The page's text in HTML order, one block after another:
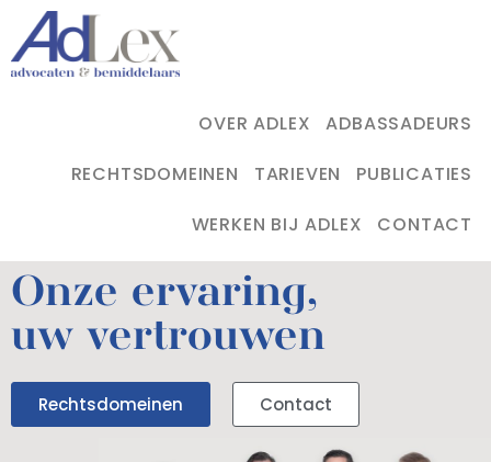
OVER ADLEX
ADBASSADEURS
RECHTSDOMEINEN
TARIEVEN
PUBLICATIES
WERKEN BIJ ADLEX
CONTACT
Onze ervaring,
uw vertrouwen
Rechtsdomeinen Contact